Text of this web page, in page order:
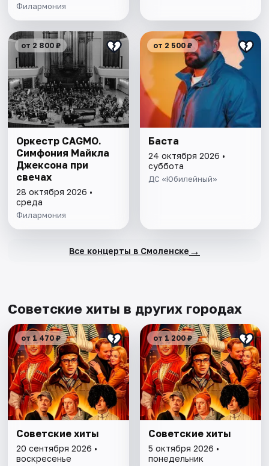
Филармония
от 2 800 ₽
Оркестр CAGMO.
Симфония Майкла
Джексона при
свечах
28 октября 2026 •
среда
Филармония
от 2 500 ₽
Баста
24 октября 2026 •
суббота
ДС «Юбилейный»
Все концерты в Смоленске →
Советские хиты в других городах
от 1 470 ₽
Советские хиты
20 сентября 2026 •
воскресенье
от 1 200 ₽
Советские хиты
5 октября 2026 •
понедельник